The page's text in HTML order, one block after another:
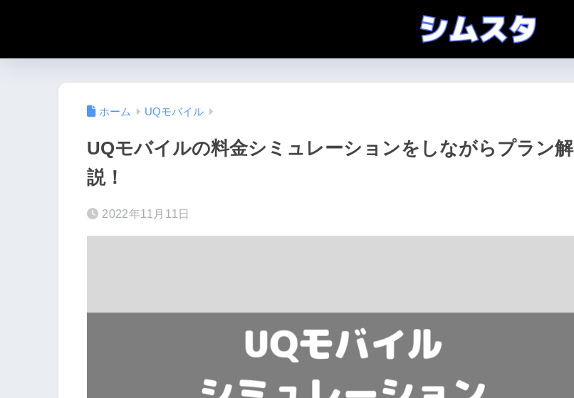
ホーム UQモバイル
UQモバイルの料金シミュレーションをしながらプラン解
説！
2022年11月11日